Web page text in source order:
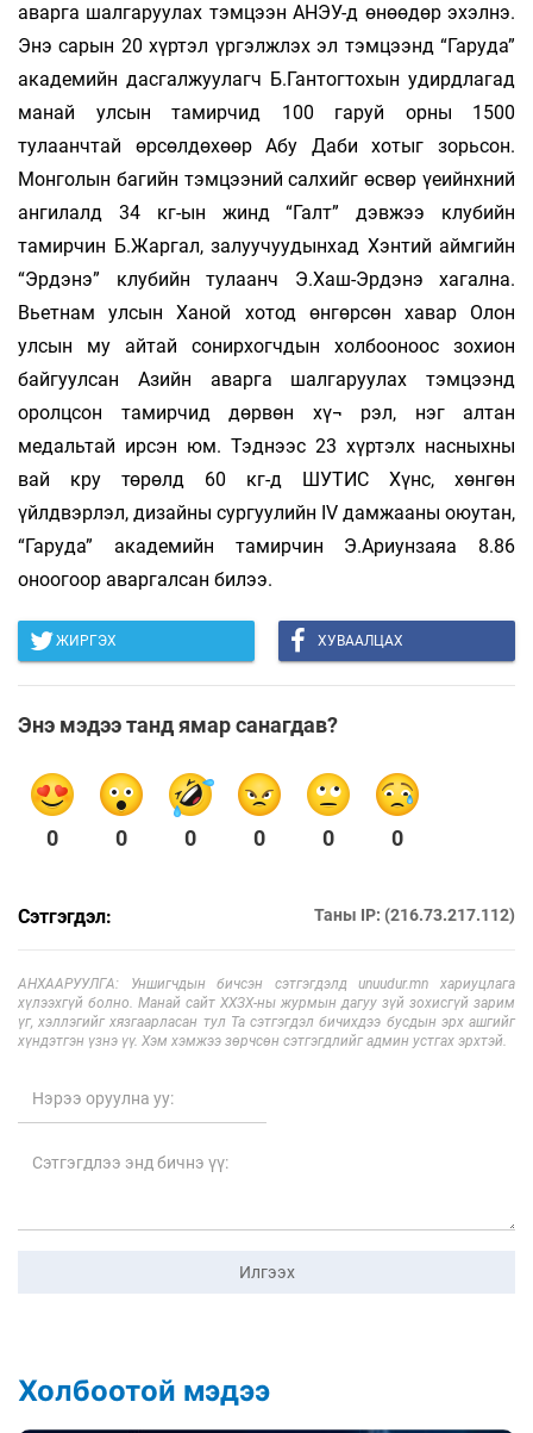
аварга шалгаруулах тэмцээн АНЭУ-д өнөөдөр эхэлнэ.
Энэ сарын 20 хүртэл үргэлжлэх эл тэмцээнд “Гаруда”
академийн дасгалжуулагч Б.Гантогтохын удирдлагад
манай улсын тамирчид 100 гаруй орны 1500
тулаанчтай өрсөлдөхөөр Абу Даби хотыг зорьсон.
Монголын багийн тэмцээний салхийг өсвөр үеийнхний
ангилалд 34 кг-ын жинд “Галт” дэвжээ клубийн
тамирчин Б.Жаргал, залуучуудынхад Хэнтий аймгийн
“Эрдэнэ” клубийн тулаанч Э.Хаш-Эрдэнэ хагална.
Вьетнам улсын Ханой хотод өнгөрсөн хавар Олон
улсын му айтай сонирхогчдын холбооноос зохион
байгуулсан Азийн аварга шалгаруулах тэмцээнд
оролцсон тамирчид дөрвөн хү¬ рэл, нэг алтан
медальтай ирсэн юм. Тэднээс 23 хүртэлх насныхны
вай кру төрөлд 60 кг-д ШУТИС Хүнс, хөнгөн
үйлдвэрлэл, дизайны сургуулийн IV дамжааны оюутан,
“Гаруда” академийн тамирчин Э.Ариунзаяа 8.86
оноогоор аваргалсан билээ.
ЖИРГЭХ ХУВААЛЦАХ
Энэ мэдээ танд ямар санагдав?
0 0 0 0 0 0
Сэтгэгдэл: Таны IP: (216.73.217.112)
АНХААРУУЛГА: Уншигчдын бичсэн сэтгэгдэлд unuudur.mn хариуцлага
хүлээхгүй болно. Манай сайт ХХЗХ-ны журмын дагуу зүй зохисгүй зарим
үг, хэллэгийг хязгаарласан тул Та сэтгэгдэл бичихдээ бусдын эрх ашгийг
хүндэтгэн үзнэ үү. Хэм хэмжээ зөрчсөн сэтгэгдлийг админ устгах эрхтэй.
Илгээх
Холбоотой мэдээ